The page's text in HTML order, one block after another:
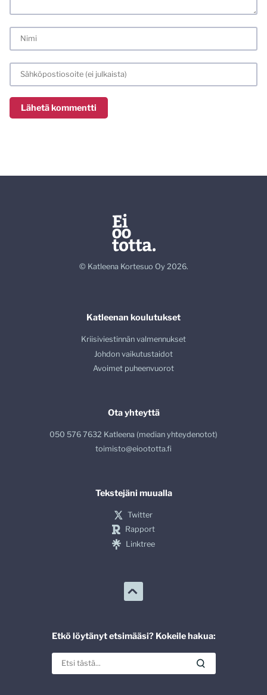
© Katleena Kortesuo Oy 2026.
Katleenan koulutukset
Kriisiviestinnän valmennukset
Johdon vaikutustaidot
Avoimet puheenvuorot
Ota yhteyttä
050 576 7632 Katleena (median yhteydenotot)
toimisto@eioototta.fi
Tekstejäni muualla
Twitter
Rapport
Linktree
Etkö löytänyt etsimääsi? Kokeile hakua: